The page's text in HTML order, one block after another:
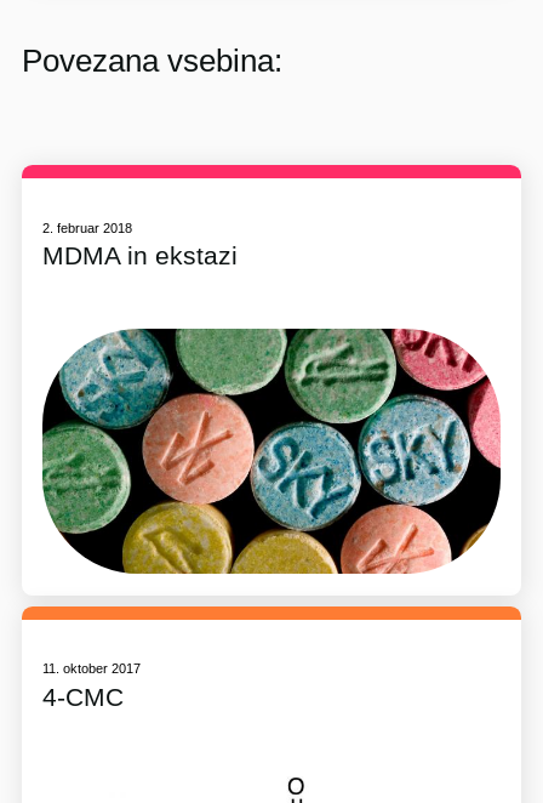
Povezana vsebina:
2. februar 2018
MDMA in ekstazi
11. oktober 2017
4-CMC